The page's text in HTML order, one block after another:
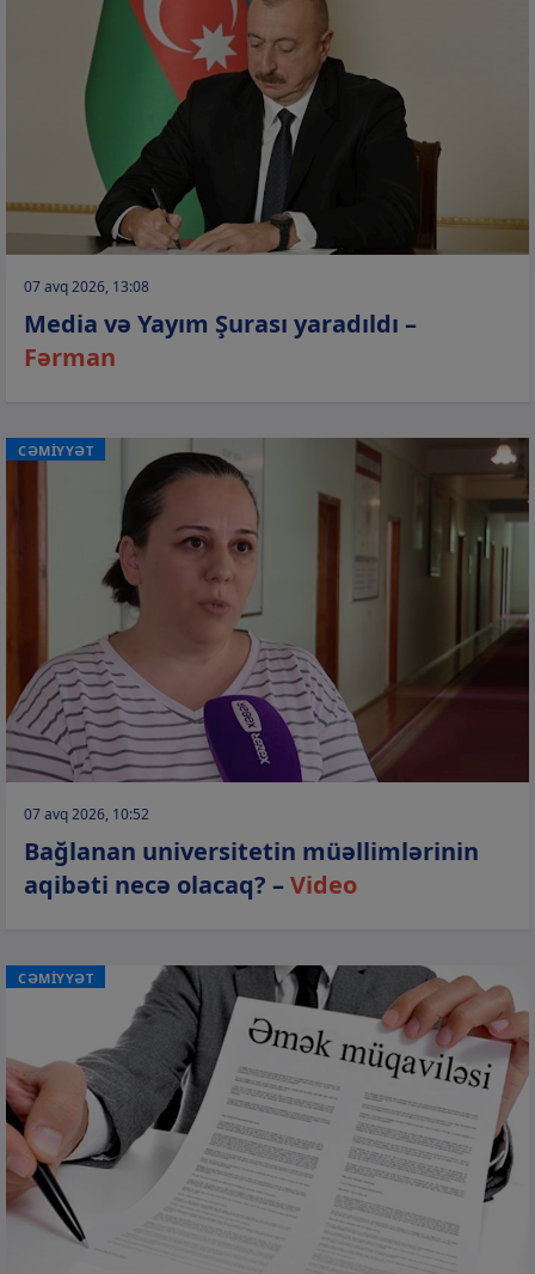
07 avq 2026, 13:08
Media və Yayım Şurası yaradıldı –
Fərman
CƏMİYYƏT
07 avq 2026, 10:52
Bağlanan universitetin müəllimlərinin
aqibəti necə olacaq? –Video
CƏMİYYƏT